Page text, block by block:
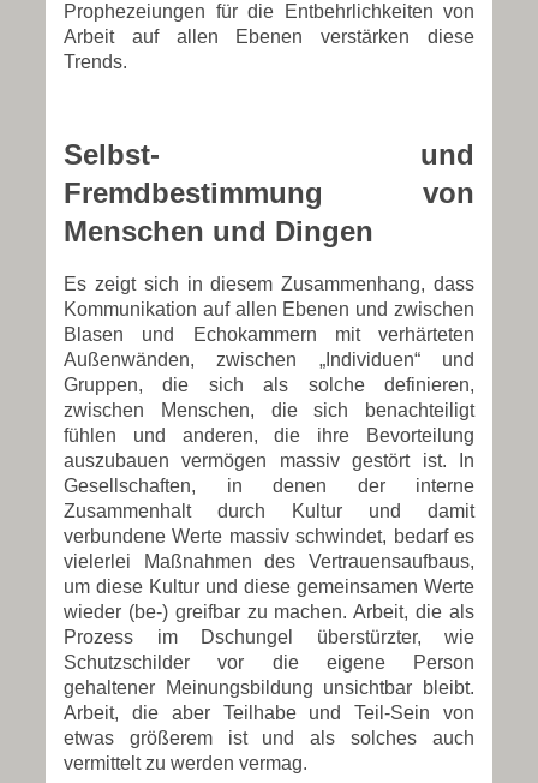
Prophezeiungen für die Entbehrlichkeiten von
Arbeit auf allen Ebenen verstärken diese
Trends.
Selbst- und
Fremdbestimmung von
Menschen und Dingen
Es zeigt sich in diesem Zusammenhang, dass
Kommunikation auf allen Ebenen und zwischen
Blasen und Echokammern mit verhärteten
Außenwänden, zwischen „Individuen“ und
Gruppen, die sich als solche definieren,
zwischen Menschen, die sich benachteiligt
fühlen und anderen, die ihre Bevorteilung
auszubauen vermögen massiv gestört ist. In
Gesellschaften, in denen der interne
Zusammenhalt durch Kultur und damit
verbundene Werte massiv schwindet, bedarf es
vielerlei Maßnahmen des Vertrauensaufbaus,
um diese Kultur und diese gemeinsamen Werte
wieder (be-) greifbar zu machen. Arbeit, die als
Prozess im Dschungel überstürzter, wie
Schutzschilder vor die eigene Person
gehaltener Meinungsbildung unsichtbar bleibt.
Arbeit, die aber Teilhabe und Teil-Sein von
etwas größerem ist und als solches auch
vermittelt zu werden vermag.